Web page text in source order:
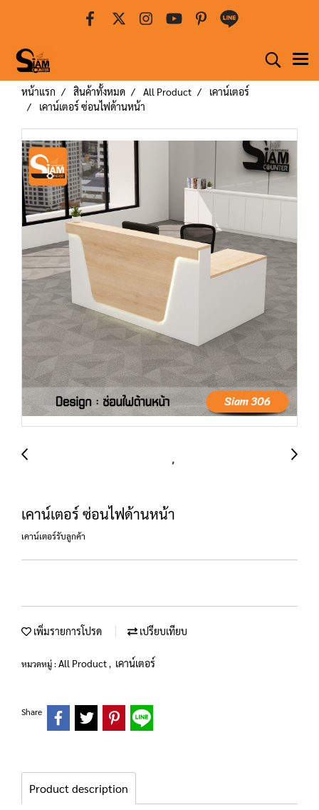
หน้าแรก สินค้าทั้งหมด All Product
เคาน์เตอร์
เคาน์เตอร์ ซ่อนไฟด้านหน้า
เคาน์เตอร์ ซ่อนไฟด้านหน้า
เคาน์เตอร์รับลูกค้า
เพิ่มรายการโปรด เปรียบเทียบ
หมวดหมู่ :All Product, เคาน์เตอร์
Share
Product description